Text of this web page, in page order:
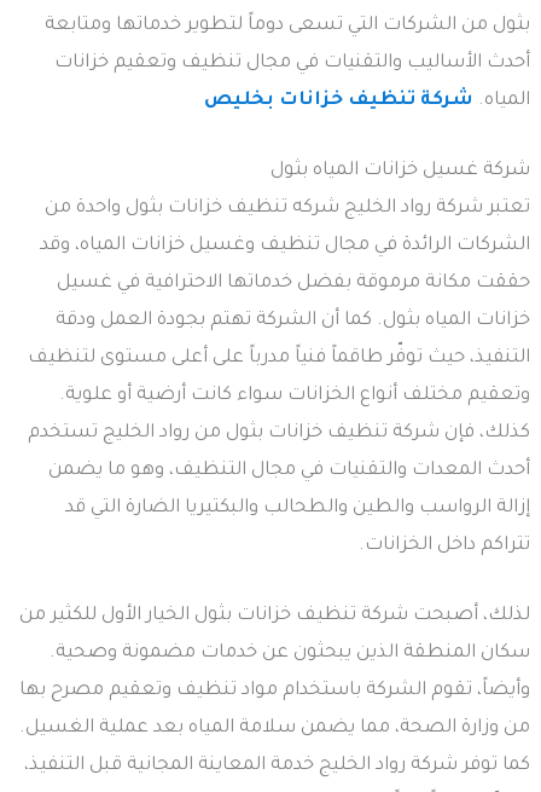
بثول من الشركات التي تسعى دوماً لتطوير خدماتها ومتابعة
أحدث الأساليب والتقنيات في مجال تنظيف وتعقيم خزانات
المياه. شركة تنظيف خزانات بخليص
شركة غسيل خزانات المياه بثول
تعتبر شركة رواد الخليج شركه تنظيف خزانات بثول واحدة من
الشركات الرائدة في مجال تنظيف وغسيل خزانات المياه، وقد
حققت مكانة مرموقة بفضل خدماتها الاحترافية في غسيل
خزانات المياه بثول. كما أن الشركة تهتم بجودة العمل ودقة
التنفيذ، حيث توفّر طاقماً فنياً مدرباً على أعلى مستوى لتنظيف
وتعقيم مختلف أنواع الخزانات سواء كانت أرضية أو علوية.
كذلك، فإن شركة تنظيف خزانات بثول من رواد الخليج تستخدم
أحدث المعدات والتقنيات في مجال التنظيف، وهو ما يضمن
إزالة الرواسب والطين والطحالب والبكتيريا الضارة التي قد
تتراكم داخل الخزانات.
لذلك، أصبحت شركة تنظيف خزانات بثول الخيار الأول للكثير من
سكان المنطقة الذين يبحثون عن خدمات مضمونة وصحية.
وأيضاً، تقوم الشركة باستخدام مواد تنظيف وتعقيم مصرح بها
من وزارة الصحة، مما يضمن سلامة المياه بعد عملية الغسيل.
كما توفر شركة رواد الخليج خدمة المعاينة المجانية قبل التنفيذ،